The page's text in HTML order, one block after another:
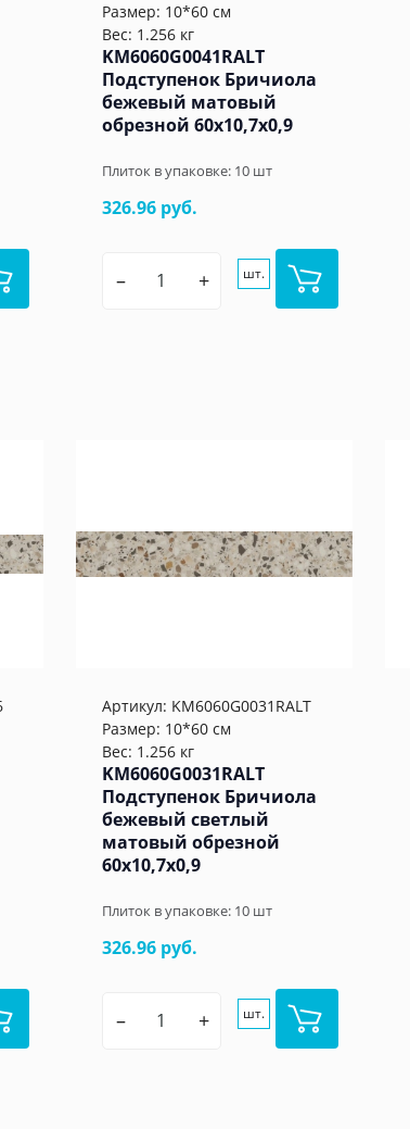
Размер: 10*60 см
Вес: 1.256 кг
KM6060G0041RALT
Подступенок Бричиола
бежевый матовый
обрезной 60x10,7x0,9
Плиток в упаковке: 10 шт
326.96 руб.
– + шт.
Артикул: KM6060G0031RALT
Размер: 10*60 см
Вес: 1.256 кг
KM6060G0031RALT
Подступенок Бричиола
бежевый светлый
матовый обрезной
60x10,7x0,9
Плиток в упаковке: 10 шт
326.96 руб.
– + шт.